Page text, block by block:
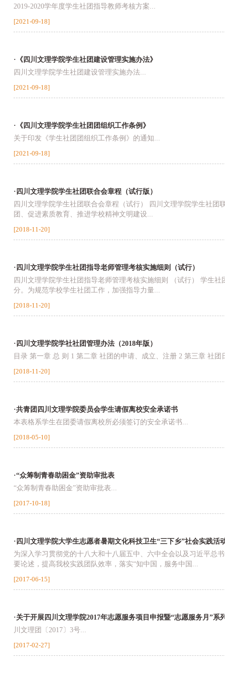
2019-2020学年度学生社团指导教师考核方案...
[2021-09-18]
·《四川文理学院学生社团建设管理实施办法》
四川文理学院学生社团建设管理实施办法...
[2021-09-18]
·《四川文理学院学生社团团组织工作条例》
关于印发《学生社团团组织工作条例》的通知...
[2021-09-18]
·四川文理学院学生社团联合会章程（试行版）
四川文理学院学生社团联合会章程（试行） 四川文理学院学生社
团、促进素质教育、推进学校精神文明建设...
[2018-11-20]
·四川文理学院学生社团指导老师管理考核实施细则（试行）
四川文理学院学生社团指导老师管理考核实施细则 （试行） 学生
分。为规范学校学生社团工作，加强指导力量...
[2018-11-20]
·四川文理学院学社社团管理办法（2018年版）
目录 第一章 总 则 1 第二章 社团的申请、成立、注册 2 第三章 社
[2018-11-20]
·共青团四川文理学院委员会学生请假离校安全承诺书
本表格系学生在团委请假离校所必须签订的安全承诺书...
[2018-05-10]
·“众筹制青春助困金”资助审批表
“众筹制青春助困金”资助审批表...
[2017-10-18]
·四川文理学院大学生志愿者暑期文化科技卫生“三下乡”社会实践活
为深入学习贯彻党的十八大和十八届五中、六中全会以及习近平总
要论述，提高我校实践团队效率，落实“知中国，服务中国...
[2017-06-15]
·关于开展四川文理学院2017年志愿服务项目申报暨“志愿服务月”系
川文理团〔2017〕3号...
[2017-02-27]